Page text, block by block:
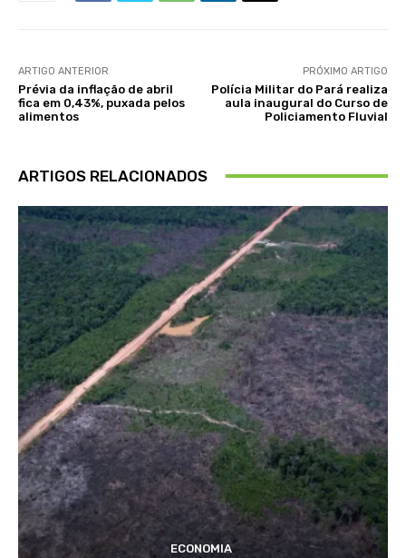
ARTIGO ANTERIOR
Prévia da inflação de abril
fica em 0,43%, puxada pelos
alimentos
PRÓXIMO ARTIGO
Polícia Militar do Pará realiza
aula inaugural do Curso de
Policiamento Fluvial
ARTIGOS RELACIONADOS
ECONOMIA